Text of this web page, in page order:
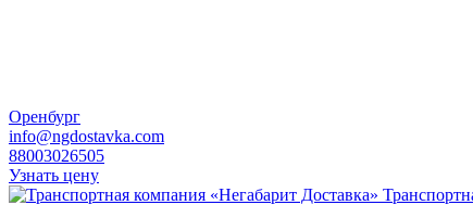
Оренбург
info@ngdostavka.com
88003026505
Узнать цену